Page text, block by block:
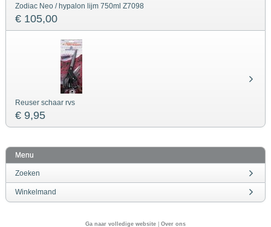
Zodiac Neo / hypalon lijm 750ml Z7098
€ 105,00
Reuser schaar rvs
€ 9,95
Menu
Zoeken
Winkelmand
Ga naar volledige website Over ons